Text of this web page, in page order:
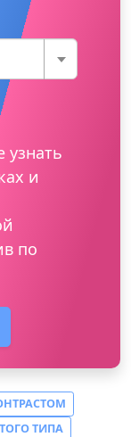
узнать
и
по
ТИПА